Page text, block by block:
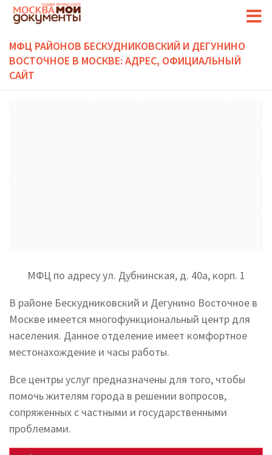
МФЦ РАЙОНОВ БЕСКУДНИКОВСКИЙ И ДЕГУНИНО
ВОСТОЧНОЕ В МОСКВЕ: АДРЕС, ОФИЦИАЛЬНЫЙ
САЙТ
МФЦ по адресу ул. Дубнинская, д. 40а, корп. 1
В районе Бескудниковский и Дегунино Восточное в
Москве имеется многофункциональный центр для
населения. Данное отделение имеет комфортное
местонахождение и часы работы.
Все центры услуг предназначены для того, чтобы
помочь жителям города в решении вопросов,
сопряженных с частными и государственными
проблемами.